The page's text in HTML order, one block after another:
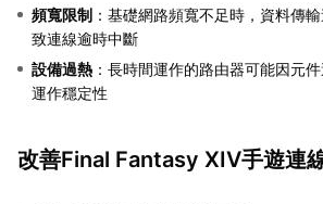
頻寬限制 ：基礎網路頻寬不足時，資料傳
致連線逾時中斷
設備過熱 ：長時間運作的路由器可能因元
運作穩定性
改善Final Fantasy XIV手遊連